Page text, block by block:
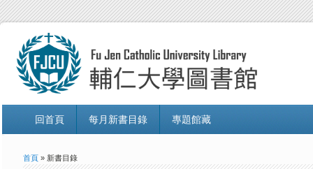
回首頁 每月新書目錄 專題館藏
首頁 » 新書目錄